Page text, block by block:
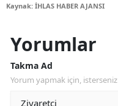
Kaynak: İHLAS HABER AJANSI
Yorumlar
Takma Ad
Yorum yapmak için, isterseniz